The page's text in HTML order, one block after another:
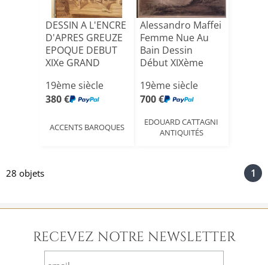
DESSIN A L'ENCRE
D'APRES GREUZE
EPOQUE DEBUT
XIXe GRAND
19ème siècle
380 €
ACCENTS BAROQUES
Alessandro Maffei
Femme Nue Au
Bain Dessin
Début XIXème
19ème siècle
700 €
EDOUARD CATTAGNI
ANTIQUITÉS
28 objets 1
RECEVEZ NOTRE NEWSLETTER